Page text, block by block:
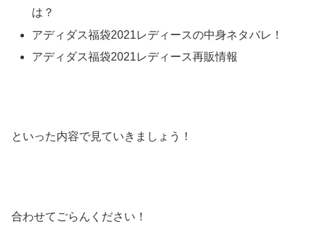
は？
アディダス福袋2021レディースの中身ネタバレ！
アディダス福袋2021レディース再販情報
といった内容で見ていきましょう！
合わせてごらんください！